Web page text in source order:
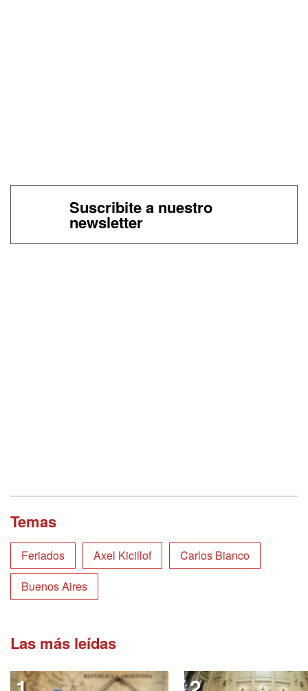
Suscribite a nuestro
newsletter
Temas
Feriados Axel Kicillof
Carlos Bianco
Buenos Aires
Las más leídas